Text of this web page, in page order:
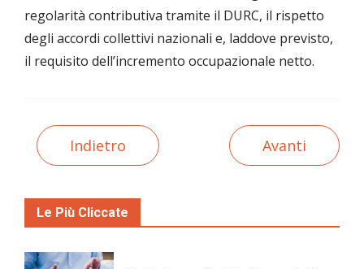
regolarità contributiva tramite il DURC, il rispetto
degli accordi collettivi nazionali e, laddove previsto,
il requisito dell’incremento occupazionale netto.
Indietro Avanti
Le Più Cliccate